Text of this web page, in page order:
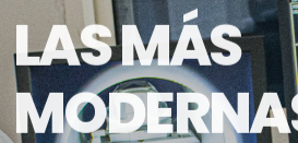
LAS MÁS